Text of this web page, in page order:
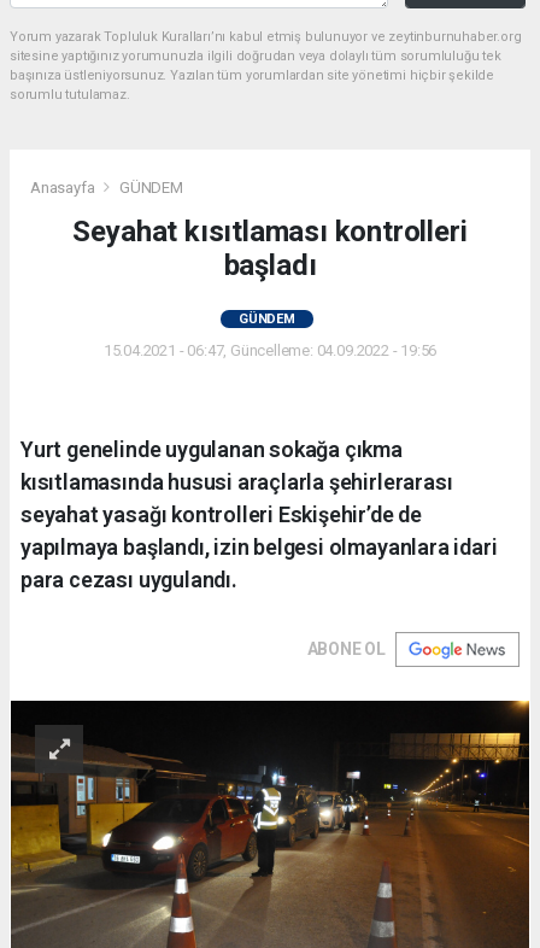
Yorum yazarak Topluluk Kuralları’nı kabul etmiş bulunuyor ve zeytinburnuhaber.org
sitesine yaptığınız yorumunuzla ilgili doğrudan veya dolaylı tüm sorumluluğu tek
başınıza üstleniyorsunuz. Yazılan tüm yorumlardan site yönetimi hiçbir şekilde
sorumlu tutulamaz.
Anasayfa GÜNDEM
Seyahat kısıtlaması kontrolleri
başladı
GÜNDEM
15.04.2021 - 06:47, Güncelleme: 04.09.2022 - 19:56
Yurt genelinde uygulanan sokağa çıkma
kısıtlamasında hususi araçlarla şehirlerarası
seyahat yasağı kontrolleri Eskişehir’de de
yapılmaya başlandı, izin belgesi olmayanlara idari
para cezası uygulandı.
ABONE OL